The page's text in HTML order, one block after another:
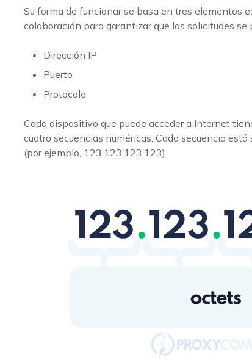
Su forma de funcionar se basa en tres elementos
colaboración para garantizar que las solicitudes
Dirección IP
Puerto
Protocolo
Cada dispositivo que puede acceder a Internet
cuatro secuencias numéricas. Cada secuencia
(por ejemplo, 123.123.123.123).